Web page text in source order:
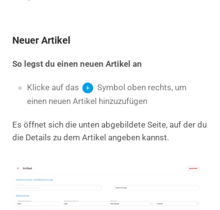
Neuer Artikel
So legst du einen neuen Artikel an
Klicke auf das
Symbol oben rechts, um
einen neuen Artikel hinzuzufügen
Es öffnet sich die unten abgebildete Seite, auf der du
die Details zu dem Artikel angeben kannst.